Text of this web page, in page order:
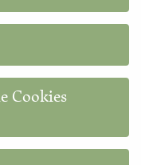
und es gelten die
Cookies